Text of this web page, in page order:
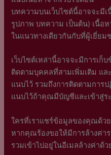
บทความบนเว็บไซต์นี้อาจจะมี
รูปภาพ บทความ เป็นต้น) เนื้อ
ในแนวทางเดียวกันกับที่ผู้เยี่ยม
เว็บไซต์เหล่านี้อาจจะมีการเ
ติดตามบุคคลที่สามเพิ่มเติม แล
แนบไว้ รวมถึงการติดตามกา
แนบไว้ถ้าคุณมีบัญชีและเข้าสู่ร
ใครที่เราแชร์ข้อมูลของคุณด้วย
หากคุณร้องขอให้มีการล้างค่
รวมเข้าไปอยู่ในอีเมลล้างค่าด้ว